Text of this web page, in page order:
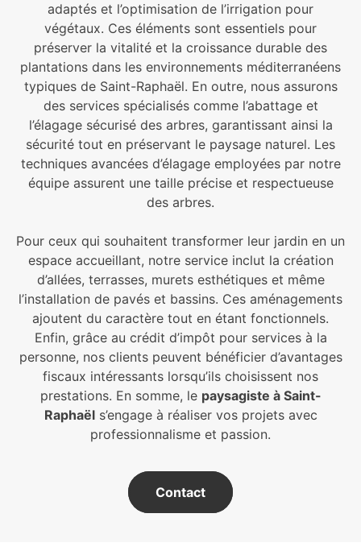
adaptés et l’optimisation de l’irrigation pour
végétaux. Ces éléments sont essentiels pour
préserver la vitalité et la croissance durable des
plantations dans les environnements méditerranéens
typiques de Saint-Raphaël. En outre, nous assurons
des services spécialisés comme l’abattage et
l’élagage sécurisé des arbres, garantissant ainsi la
sécurité tout en préservant le paysage naturel. Les
techniques avancées d’élagage employées par notre
équipe assurent une taille précise et respectueuse
des arbres.
Pour ceux qui souhaitent transformer leur jardin en un
espace accueillant, notre service inclut la création
d’allées, terrasses, murets esthétiques et même
l’installation de pavés et bassins. Ces aménagements
ajoutent du caractère tout en étant fonctionnels.
Enfin, grâce au crédit d’impôt pour services à la
personne, nos clients peuvent bénéficier d’avantages
fiscaux intéressants lorsqu’ils choisissent nos
prestations. En somme, le paysagiste à Saint-
Raphaëls’engage à réaliser vos projets avec
professionnalisme et passion.
Contact